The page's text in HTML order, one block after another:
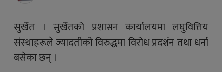
सुर्खेत । सुर्खेतको प्रशासन कार्यालयमा लघुवित्तिय
संस्थाहरूले ज्यादतीको विरुद्धमा विरोध प्रदर्शन तथा धर्ना
बसेका छन् ।